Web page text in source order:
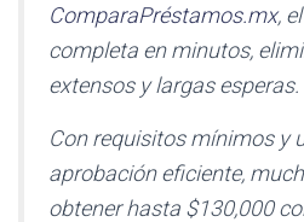
ComparaPréstamos.mx,
completa en minutos,
extensos y largas esperas.
Con requisitos mínimos y
aprobación eficiente,
obtener hasta $130,000